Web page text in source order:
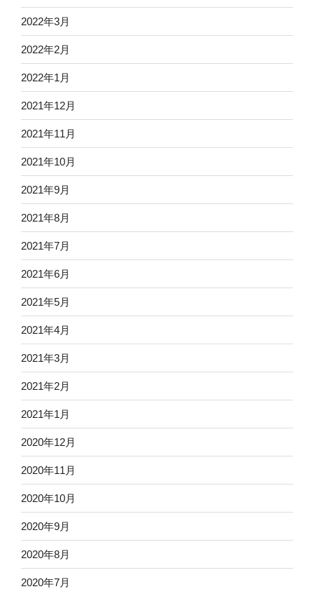
2022年3月
2022年2月
2022年1月
2021年12月
2021年11月
2021年10月
2021年9月
2021年8月
2021年7月
2021年6月
2021年5月
2021年4月
2021年3月
2021年2月
2021年1月
2020年12月
2020年11月
2020年10月
2020年9月
2020年8月
2020年7月